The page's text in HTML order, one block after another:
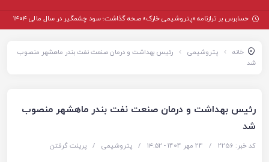
حسابرس بر ترازنامه «پتروشیمی خارک» صحه گذاشت؛ سود چشمگیر در سال مالی ۱۴۰۴
خانه پتروشیمی
رئیس بهداشت و درمان صنعت نفت بندر ماهشهر منصوب
شد
رئیس بهداشت و درمان صنعت نفت بندر ماهشهر منصوب
شد
کد خبر: 2256 / 24 مهر 1404 - ۱۴:۵۲ / پتروشیمی / پرینت گرفتن